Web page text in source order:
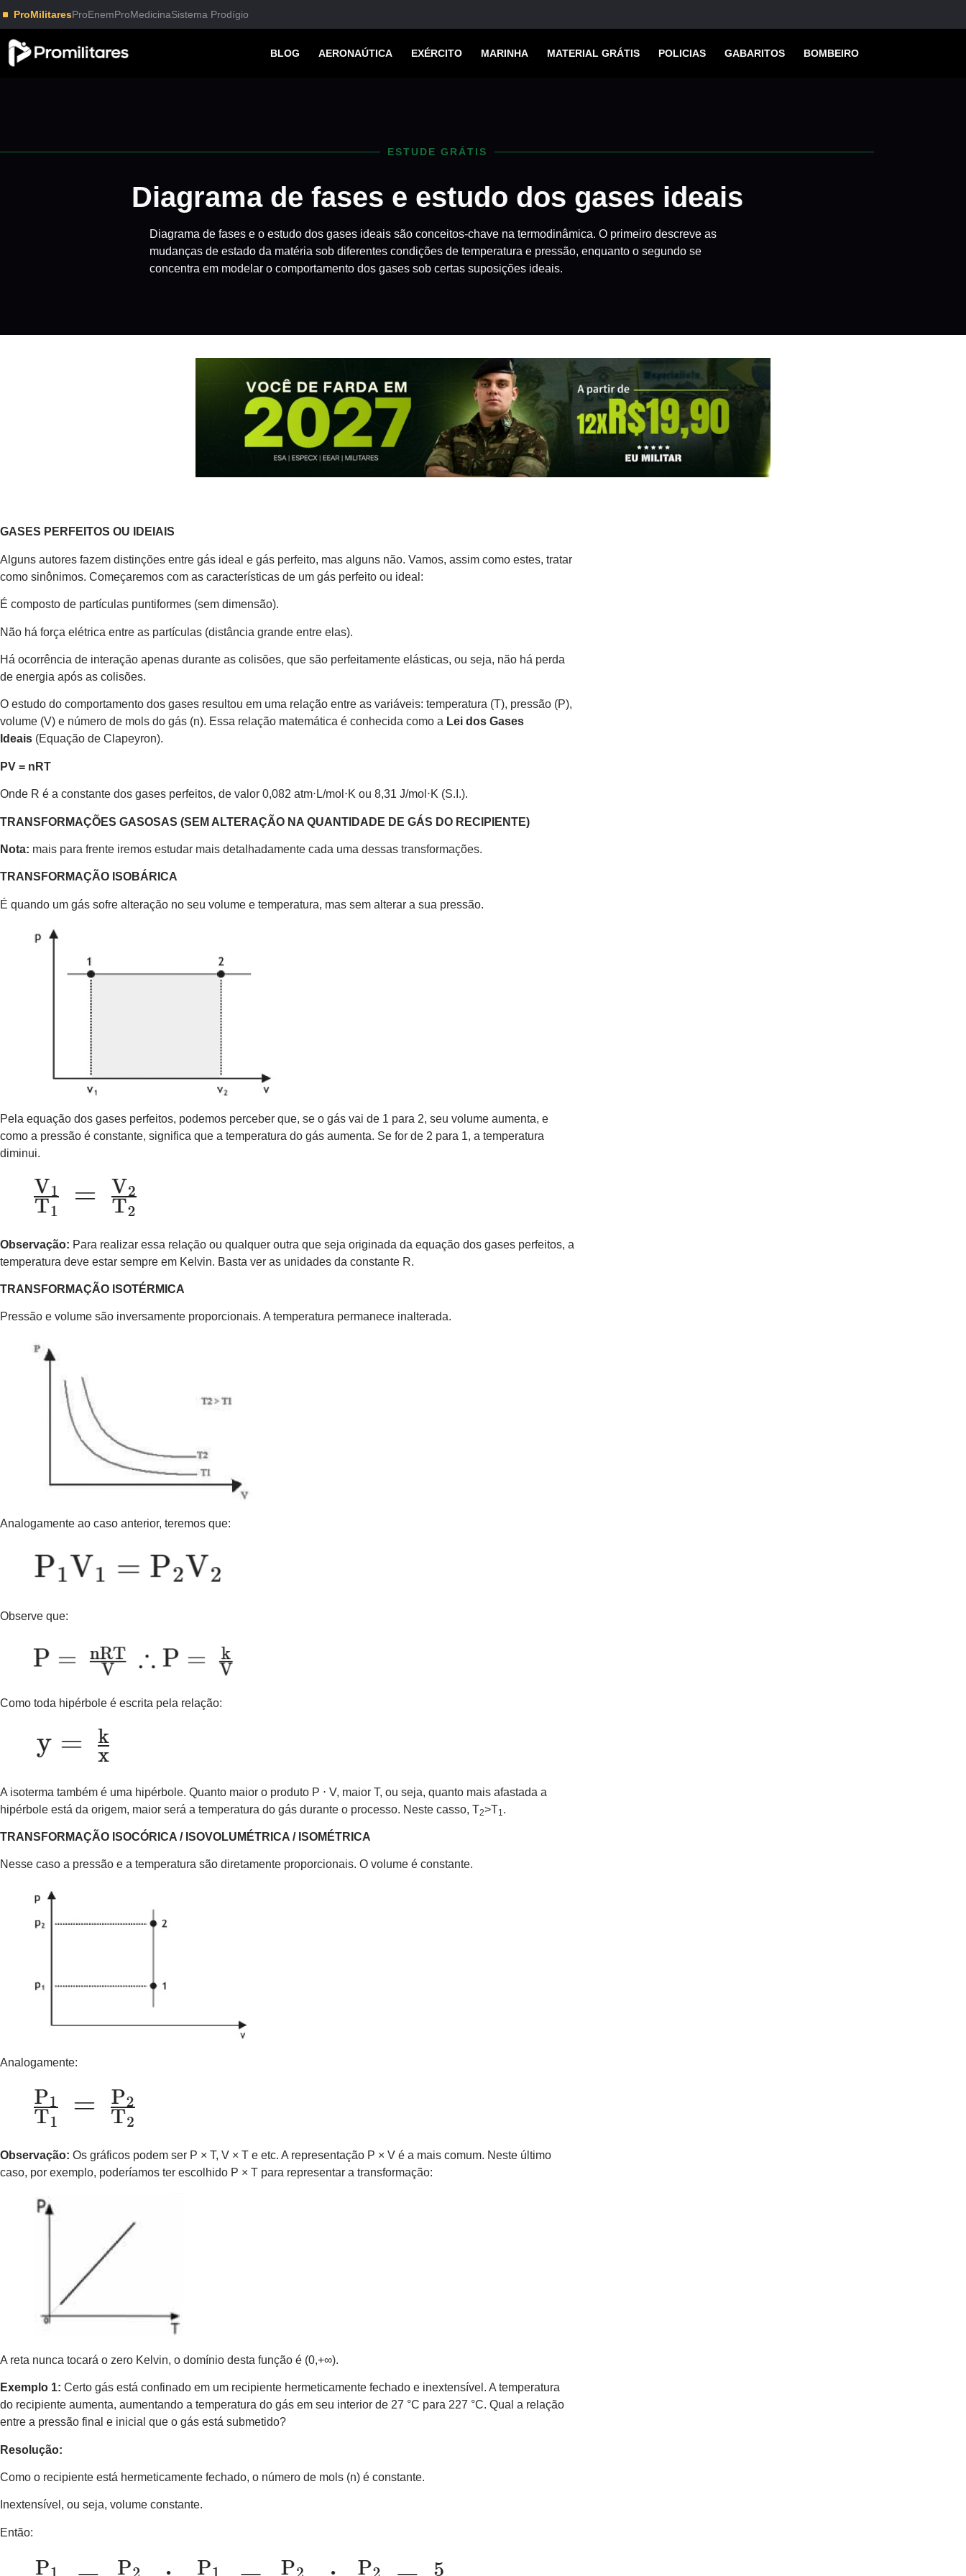
ProMilitaresProEnemProMedicinaSistema Prodígio
BLOG AERONAÚTICA EXÉRCITO MARINHA MATERIAL GRÁTIS POLICIAS GABARITOS BOMBEIRO
ESTUDE GRÁTIS
Diagrama de fases e estudo dos gases ideais
Diagrama de fases e o estudo dos gases ideais são conceitos-chave na termodinâmica. O primeiro descreve as
mudanças de estado da matéria sob diferentes condições de temperatura e pressão, enquanto o segundo se
concentra em modelar o comportamento dos gases sob certas suposições ideais.
GASES PERFEITOS OU IDEIAIS
Alguns autores fazem distinções entre gás ideal e gás perfeito, mas alguns não. Vamos, assim como estes, tratar
como sinônimos. Começaremos com as características de um gás perfeito ou ideal:
É composto de partículas puntiformes (sem dimensão).
Não há força elétrica entre as partículas (distância grande entre elas).
Há ocorrência de interação apenas durante as colisões, que são perfeitamente elásticas, ou seja, não há perda
de energia após as colisões.
O estudo do comportamento dos gases resultou em uma relação entre as variáveis: temperatura (T), pressão (P),
volume (V) e número de mols do gás (n). Essa relação matemática é conhecida como a Lei dos Gases
Ideais (Equação de Clapeyron).
PV = nRT
Onde R é a constante dos gases perfeitos, de valor 0,082 atm⋅L/mol⋅K ou 8,31 J/mol⋅K (S.I.).
TRANSFORMAÇÕES GASOSAS (SEM ALTERAÇÃO NA QUANTIDADE DE GÁS DO RECIPIENTE)
Nota: mais para frente iremos estudar mais detalhadamente cada uma dessas transformações.
TRANSFORMAÇÃO ISOBÁRICA
É quando um gás sofre alteração no seu volume e temperatura, mas sem alterar a sua pressão.
Pela equação dos gases perfeitos, podemos perceber que, se o gás vai de 1 para 2, seu volume aumenta, e
como a pressão é constante, significa que a temperatura do gás aumenta. Se for de 2 para 1, a temperatura
diminui.
Observação: Para realizar essa relação ou qualquer outra que seja originada da equação dos gases perfeitos, a
temperatura deve estar sempre em Kelvin. Basta ver as unidades da constante R.
TRANSFORMAÇÃO ISOTÉRMICA
Pressão e volume são inversamente proporcionais. A temperatura permanece inalterada.
Analogamente ao caso anterior, teremos que:
Observe que:
Como toda hipérbole é escrita pela relação:
A isoterma também é uma hipérbole. Quanto maior o produto P ⋅ V, maior T, ou seja, quanto mais afastada a
hipérbole está da origem, maior será a temperatura do gás durante o processo. Neste casso, T2>T1 .
TRANSFORMAÇÃO ISOCÓRICA / ISOVOLUMÉTRICA / ISOMÉTRICA
Nesse caso a pressão e a temperatura são diretamente proporcionais. O volume é constante.
Analogamente:
Observação: Os gráficos podem ser P × T, V × T e etc. A representação P × V é a mais comum. Neste último
caso, por exemplo, poderíamos ter escolhido P × T para representar a transformação:
A reta nunca tocará o zero Kelvin, o domínio desta função é (0,+∞).
Exemplo 1: Certo gás está confinado em um recipiente hermeticamente fechado e inextensível. A temperatura
do recipiente aumenta, aumentando a temperatura do gás em seu interior de 27 °C para 227 °C. Qual a relação
entre a pressão final e inicial que o gás está submetido?
Resolução:
Como o recipiente está hermeticamente fechado, o número de mols (n) é constante.
Inextensível, ou seja, volume constante.
Então: